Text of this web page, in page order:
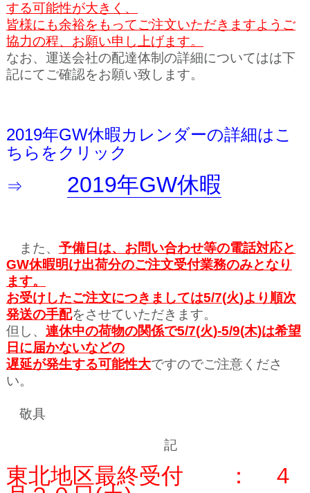
する可能性が大きく、
皆様にも余裕をもってご注文いただきますようご
協力の程、お願い申し上げます。
なお、運送会社の配達体制の詳細についてはは下
記にてご確認をお願い致します。
2019年GW休暇カレンダーの詳細はこ
ちらをクリック
⇒
2019年GW休暇
また、 予備日は、お問い合わせ等の電話対応と
GW休暇明け出荷分のご注文受付業務のみとなり
ます。
お受けしたご注文につきましては5/7(火)より順次
発送の手配をさせていただきます。
但し、 連休中の荷物の関係で5/7(火)-5/9(木)は希望
日に届かないなどの
遅延が発生する可能性大ですのでご注意くださ
い。
敬具
記
東北地区最終受付 ： ４